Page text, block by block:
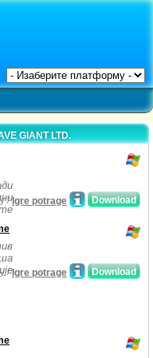
GIANT LTD.
Download
/Igre potrage
Download
/Igre potrage